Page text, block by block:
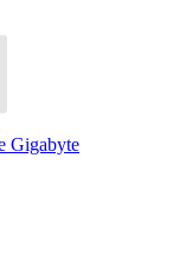
Gigabyte